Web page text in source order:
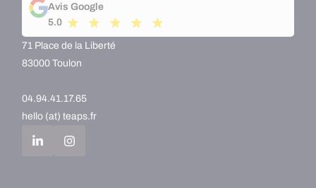
Avis Google
5.0
71 Place de la Liberté
83000 Toulon
04.94.41.17.65
hello (at) teaps.fr